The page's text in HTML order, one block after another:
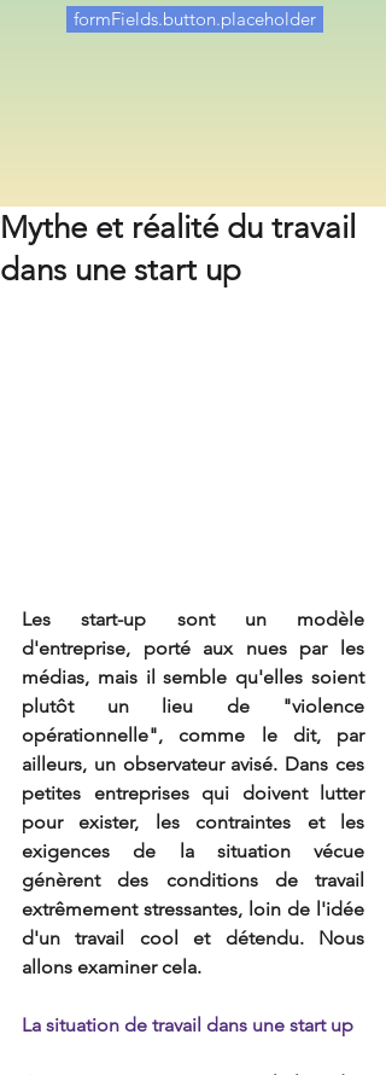
Mythe et réalité du travail
dans une start up
Les start-up sont un modèle
d'entreprise, porté aux nues par les
médias, mais il semble qu'elles soient
plutôt un lieu de "violence
opérationnelle", comme le dit, par
ailleurs, un observateur avisé. Dans ces
petites entreprises qui doivent lutter
pour exister, les contraintes et les
exigences de la situation vécue
génèrent des conditions de travail
extrêmement stressantes, loin de l'idée
d'un travail cool et détendu. Nous
allons examiner cela.
La situation de travail dans une start up
formFields.button.placeholder